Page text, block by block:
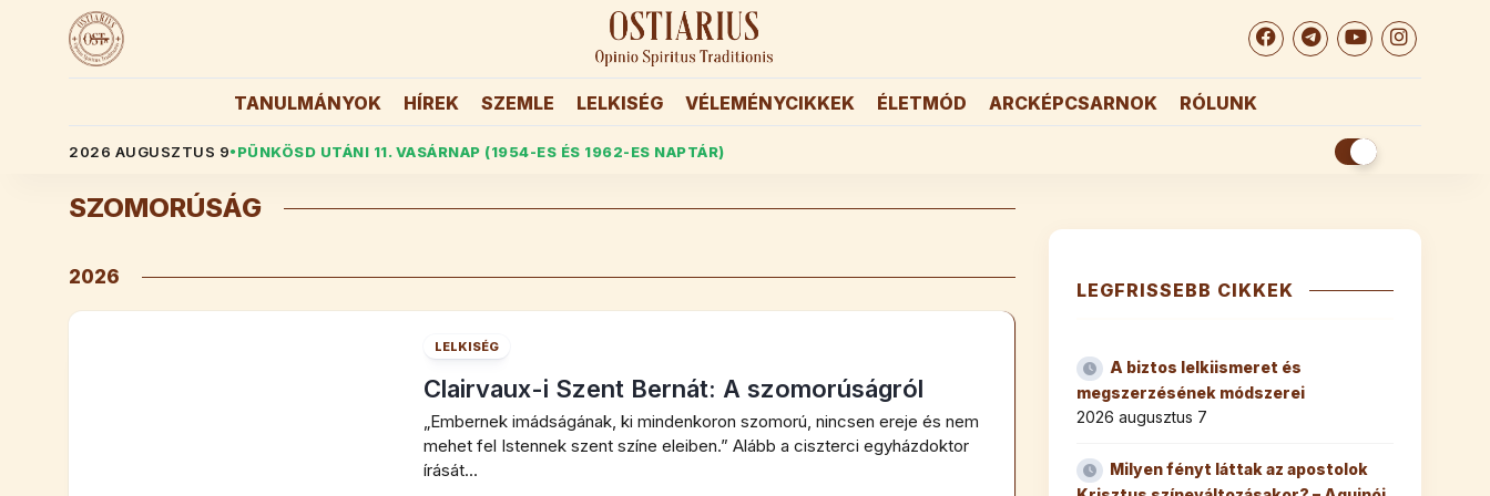
TANULMÁNYOK HÍREK SZEMLE LELKISÉG VÉLEMÉNYCIKKEK ÉLETMÓD ARCKÉPCSARNOK RÓLUNK
2026 AUGUSZTUS 9● PÜNKÖSD UTÁNI 11. VASÁRNAP (1954-ES ÉS 1962-ES NAPTÁR)
SZOMORÚSÁG
2026
LELKISÉG
Clairvaux-i Szent Bernát: A szomorúságról
„Embernek imádságának, ki mindenkoron szomorú, nincsen ereje és nem
mehet fel Istennek szent színe eleiben.” Alább a ciszterci egyházdoktor
írását...
LEGFRISSEBB CIKKEK
A biztos lelkiismeret és
megszerzésének módszerei
2026 augusztus 7
Milyen fényt láttak az apostolok